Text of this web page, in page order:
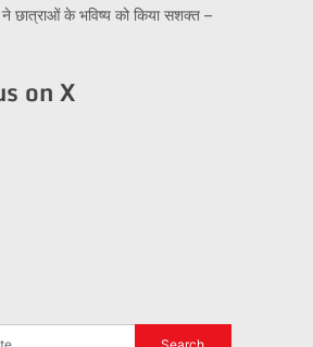
ने छात्राओं के भविष्य को किया सशक्त –
on X